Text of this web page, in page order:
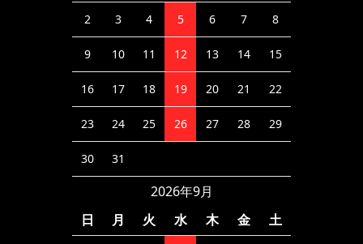
2 3 4 5 6 7 8
9 10 11 12 13 14 15
16 17 18 19 20 21 22
23 24 25 26 27 28 29
30 31
2026年9月
日
月 火 水 木 金 土